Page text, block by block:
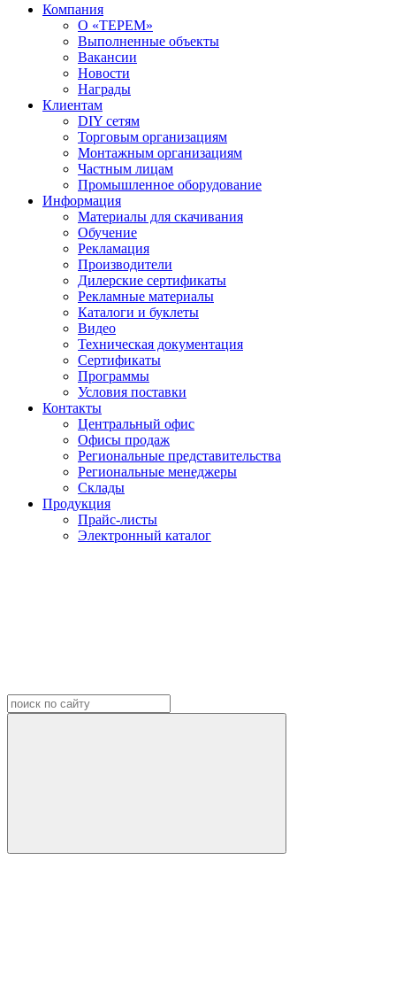
Компания
О «ТЕРЕМ»
Выполненные объекты
Вакансии
Новости
Награды
Клиентам
DIY сетям
Торговым организациям
Монтажным организациям
Частным лицам
Промышленное оборудование
Информация
Материалы для скачивания
Обучение
Рекламация
Производители
Дилерские сертификаты
Рекламные материалы
Каталоги и буклеты
Видео
Техническая документация
Сертификаты
Программы
Условия поставки
Контакты
Центральный офис
Офисы продаж
Региональные представительства
Региональные менеджеры
Склады
Продукция
Прайс-листы
Электронный каталог